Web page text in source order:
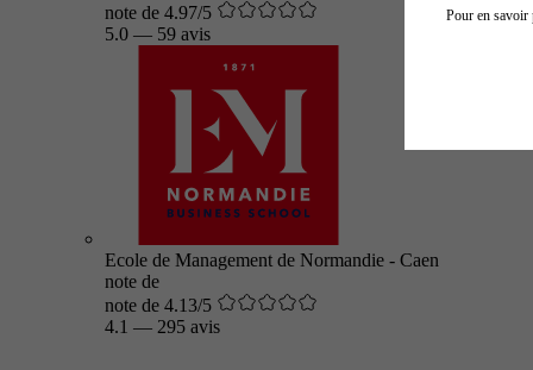
note de 4.97/5
5.0 — 59 avis
Ecole de Management de Normandie - Caen
note de
note de 4.13/5
4.1 — 295 avis
Pour en